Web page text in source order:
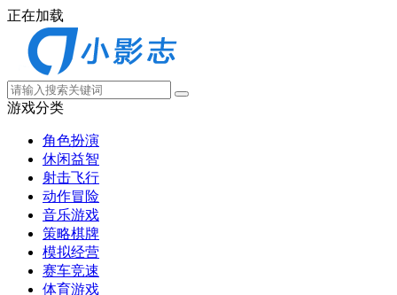
正在加载
游戏分类
角色扮演
休闲益智
射击飞行
动作冒险
音乐游戏
策略棋牌
模拟经营
赛车竞速
体育游戏